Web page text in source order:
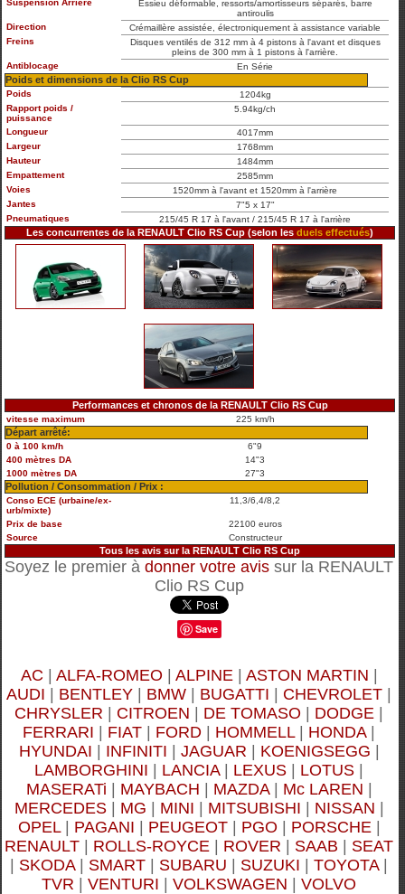
Essieu déformable, ressorts/amortisseurs séparés, barre
antiroulis
Direction
Crémaillère assistée, électroniquement à assistance variable
Freins
Disques ventilés de 312 mm à 4 pistons à l'avant et disques
pleins de 300 mm à 1 pistons à l'arrière.
Antiblocage
En Série
Poids et dimensions de la Clio RS Cup
Poids
1204kg
Rapport poids /
puissance
5.94kg/ch
Longueur
4017mm
Largeur
1768mm
Hauteur
1484mm
Empattement
2585mm
Voies
1520mm à l'avant et 1520mm à l'arrière
Jantes
7"5 x 17"
Pneumatiques
215/45 R 17 à l'avant / 215/45 R 17 à l'arrière
Les concurrentes de la RENAULT Clio RS Cup (selon lesduels effectués)
Performances et chronos de la RENAULT Clio RS Cup
vitesse maximum 225 km/h
Départ arrêté:
0 à 100 km/h
6"9
400 mètres DA
14"3
1000 mètres DA
27"3
Pollution / Consommation / Prix :
Conso ECE (urbaine/ex-
urb/mixte)
11,3/6,4/8,2
Prix de base
22100 euros
Source
Constructeur
Tous les avis sur la RENAULT Clio RS Cup
Soyez le premier àdonner votre avis sur la RENAULT
Clio RS Cup
Save
AC | ALFA-ROMEO | ALPINE | ASTON MARTIN |
AUDI | BENTLEY | BMW | BUGATTI | CHEVROLET |
CHRYSLER | CITROEN | DE TOMASO | DODGE |
FERRARI | FIAT | FORD | HOMMELL| HONDA|
HYUNDAI | INFINITI | JAGUAR | KOENIGSEGG |
LAMBORGHINI | LANCIA| LEXUS | LOTUS |
MASERATi | MAYBACH | MAZDA| Mc LAREN |
MERCEDES| MG | MINI | MITSUBISHI | NISSAN |
OPEL| PAGANI | PEUGEOT| PGO | PORSCHE |
RENAULT | ROLLS-ROYCE | ROVER | SAAB | SEAT
| SKODA| SMART | SUBARU | SUZUKI |TOYOTA|
TVR |VENTURI |VOLKSWAGEN |VOLVO